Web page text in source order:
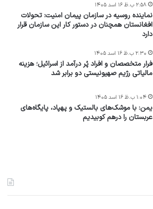
نماینده روسیه در سازمان پیمان امنیت: تحولات
افغانستان همچنان در دستور کار این سازمان قرار
دارد
۲:۵۸ ب.ظ ۱۶ اسد ۱۴۰۵
فرار متخصصان و افراد پُر درآمد از اسرائیل؛ هزینه
مالیاتی رژیم صهیونیستی دو برابر شد
۲:۳۰ ب.ظ ۱۶ اسد ۱۴۰۵
یمن: با موشک‌های بالستیک و پهپاد، پایگاه‌های
عربستان را درهم کوبیدیم
۱:۰۴ ب.ظ ۱۶ اسد ۱۴۰۵